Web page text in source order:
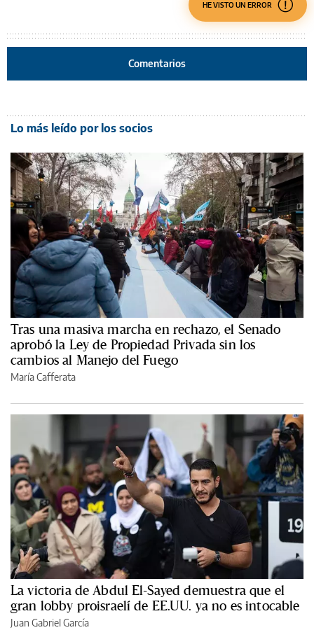
HE VISTO UN ERROR
Comentarios
Lo más leído por los socios
Tras una masiva marcha en rechazo, el Senado
aprobó la Ley de Propiedad Privada sin los
cambios al Manejo del Fuego
María Cafferata
La victoria de Abdul El-Sayed demuestra que el
gran lobby proisraelí de EE.UU. ya no es intocable
Juan Gabriel García